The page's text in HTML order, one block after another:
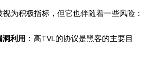
为积极指标，但它也伴随着一些风险：
利用 ：高TVL的协议是黑客的主要目